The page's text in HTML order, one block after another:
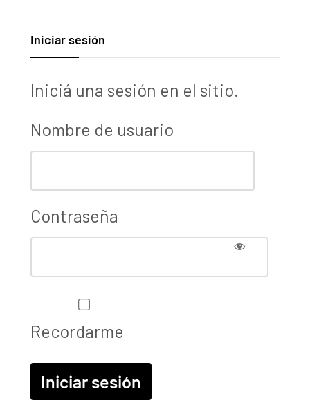
Iniciar sesión
Iniciá una sesión en el sitio.
Nombre de usuario
Contraseña
Recordarme